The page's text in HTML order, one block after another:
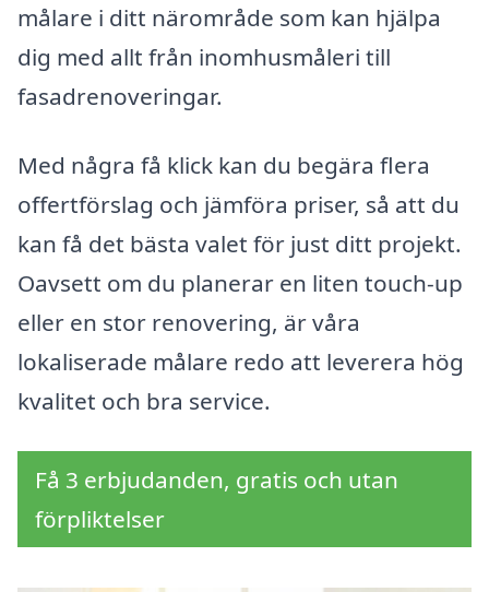
målare i ditt närområde som kan hjälpa
dig med allt från inomhusmåleri till
fasadrenoveringar.
Med några få klick kan du begära flera
offertförslag och jämföra priser, så att du
kan få det bästa valet för just ditt projekt.
Oavsett om du planerar en liten touch-up
eller en stor renovering, är våra
lokaliserade målare redo att leverera hög
kvalitet och bra service.
Få 3 erbjudanden, gratis och utan
förpliktelser